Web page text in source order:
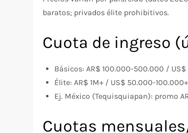
baratos; privados élite prohibitivos.
Cuota de ingreso
Básicos: AR$ 100.000-500.000 /
Élite: AR$ 1M+ / US$ 50.000-
Ej. México (Tequisquiapan): promo
Cuotas